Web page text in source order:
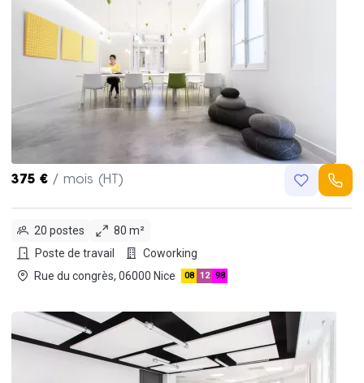
375 € / mois (HT)
20 postes
80 m²
Poste de travail
Coworking
Rue du congrès, 06000 Nice
08 12 98